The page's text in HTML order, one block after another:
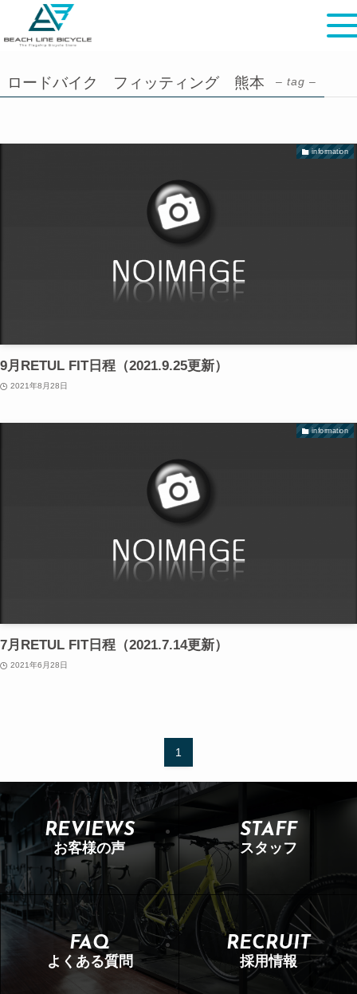
ロードバイク フィッティング 熊本 – tag –
information
9月RETUL FIT日程（2021.9.25更新）
2021年8月28日
information
7月RETUL FIT日程（2021.7.14更新）
2021年6月28日
1
REVIEWS
お客様の声
STAFF
スタッフ
FAQ
よくある質問
RECRUIT
採用情報